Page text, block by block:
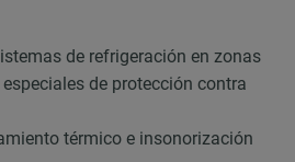
de refrigeración en zonas
de protección contra
térmico e insonorización